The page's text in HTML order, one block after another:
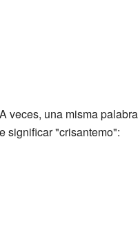
veces, una misma
significar "crisantemo":